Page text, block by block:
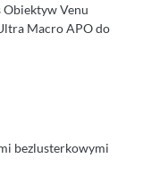
Venu
Macro APO do
bezlusterkowymi